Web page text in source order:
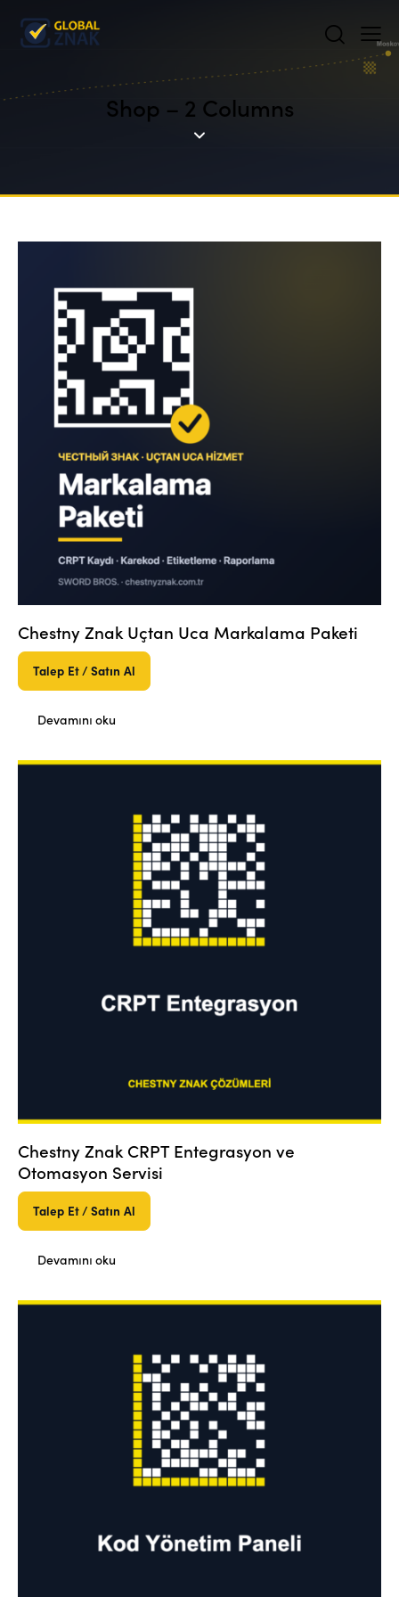
Shop – 2 Columns
Chestny Znak Uçtan Uca Markalama Paketi
Talep Et / Satın Al
Devamını oku
Chestny Znak CRPT Entegrasyon ve
Otomasyon Servisi
Talep Et / Satın Al
Devamını oku